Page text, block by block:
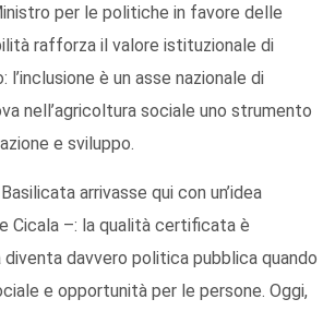
per le politiche in favore delle
rafforza il valore istituzionale di
l’inclusione è un asse nazionale di
nell’agricoltura sociale uno strumento
e sviluppo.
arrivasse qui con un’idea
Cicala –: la qualità certificata è
davvero politica pubblica quando
e opportunità per le persone. Oggi,